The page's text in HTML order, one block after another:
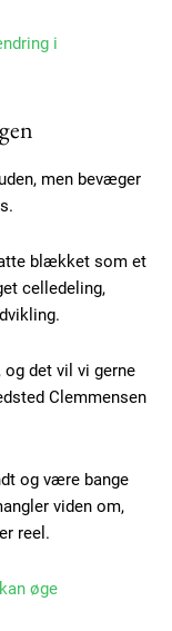
i
men bevæger
blækket som et
celledeling,
det vil vi gerne
Clemmensen
og være bange
viden om,
reel.
øge